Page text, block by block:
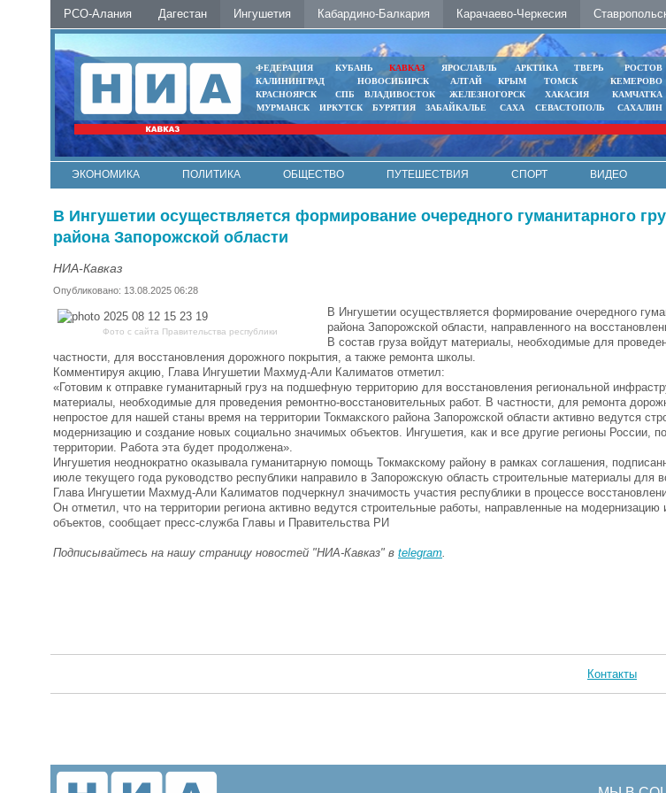
РСО-Алания Дагестан Ингушетия Кабардино-Балкария Карачаево-Черкесия
ФЕДЕРАЦИЯ КУБАНЬ КАВКАЗ ЯРОСЛАВЛЬ АРКТИКА ТВЕРЬ
РОСТОВ
КАЛИНИНГРАД
НОВОСИБИРСК АЛТАЙ КРЫМ ТОМСК
КЕМЕРОВО
КРАСНОЯРСК
СПБ ВЛАДИВОСТОК ЖЕЛЕЗНОГОРСК ХАКАСИЯ
КАМЧАТКА
МУРМАНСК
ИРКУТСК БУРЯТИЯ ЗАБАЙКАЛЬЕ САХА СЕВАСТОПОЛЬ САХАЛИН
ЭКОНОМИКА ПОЛИТИКА ОБЩЕСТВО ПУТЕШЕСТВИЯ СПОРТ ВИДЕО
В Ингушетии осуществляется формирование очередного гуманитарного
района Запорожской области
НИА-Кавказ
Опубликовано: 13.08.2025 06:28
Фото с сайта Правительства республики
В Ингушетии осуществляется формирование очередного
района Запорожской области, направленного на
В состав груза войдут материалы, необходимые для
частности, для восстановления дорожного покрытия, а также ремонта школы.
Комментируя акцию, Глава Ингушетии Махмуд-Али Калиматов отметил:
«Готовим к отправке гуманитарный груз на подшефную территорию для восстановления региональной
материалы, необходимые для проведения ремонтно-восстановительных работ. В частности, для ремонта
непростое для нашей станы время на территории Токмакского района Запорожской области активно ведутся
модернизацию и создание новых социально значимых объектов. Ингушетия, как и все другие регионы России,
территории. Работа эта будет продолжена».
Ингушетия неоднократно оказывала гуманитарную помощь Токмакскому району в рамках соглашения,
июле текущего года руководство республики направило в Запорожскую область строительные материалы для
Глава Ингушетии Махмуд-Али Калиматов подчеркнул значимость участия республики в процессе
Он отметил, что на территории региона активно ведутся строительные работы, направленные на
объектов, сообщает пресс-служба Главы и Правительства РИ
Подписывайтесь на нашу страницу новостей "НИА-Кавказ" в telegram
Контакты